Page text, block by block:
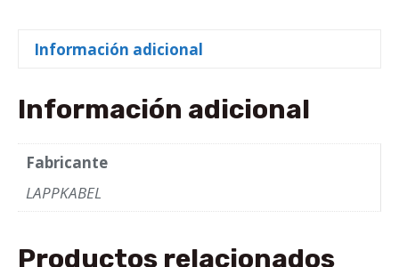
Información adicional
Información adicional
Fabricante
LAPPKABEL
Productos relacionados